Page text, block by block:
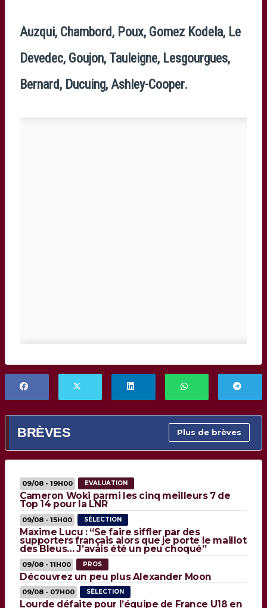
Auzqui, Chambord, Poux, Gomez Kodela, Le
Devedec, Goujon, Tauleigne, Lesgourgues,
Bernard, Ducuing, Ashley-Cooper.
BRÈVES Plus de brèves
09/08 - 19H00 EVALUATION
Cameron Woki parmi les cinq meilleurs 7 de
Top 14 pour la LNR
09/08 - 15H00 SÉLECTION
Maxime Lucu : “Se faire siffler par des
supporters français alors que je porte le maillot
des Bleus… J’avais été un peu choqué”
09/08 - 11H00 PROS
Découvrez un peu plus Alexander Moon
09/08 - 07H00 SÉLECTION
Lourde défaite pour l’équipe de France U18 en